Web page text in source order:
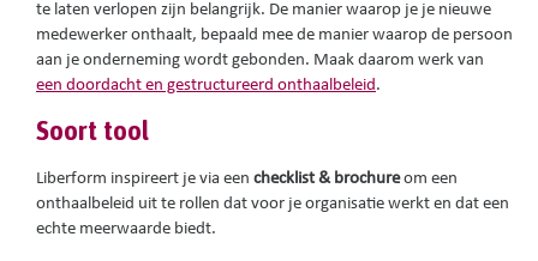
te laten verlopen zijn belangrijk. De manier waarop je je nieuwe
medewerker onthaalt, bepaald mee de manier waarop de persoon
aan je onderneming wordt gebonden. Maak daarom werk van
een doordacht en gestructureerd onthaalbeleid.
Soort tool
Liberform inspireert je via een checklist & brochureom een
onthaalbeleid uit te rollen dat voor je organisatie werkt en dat een
echte meerwaarde biedt.